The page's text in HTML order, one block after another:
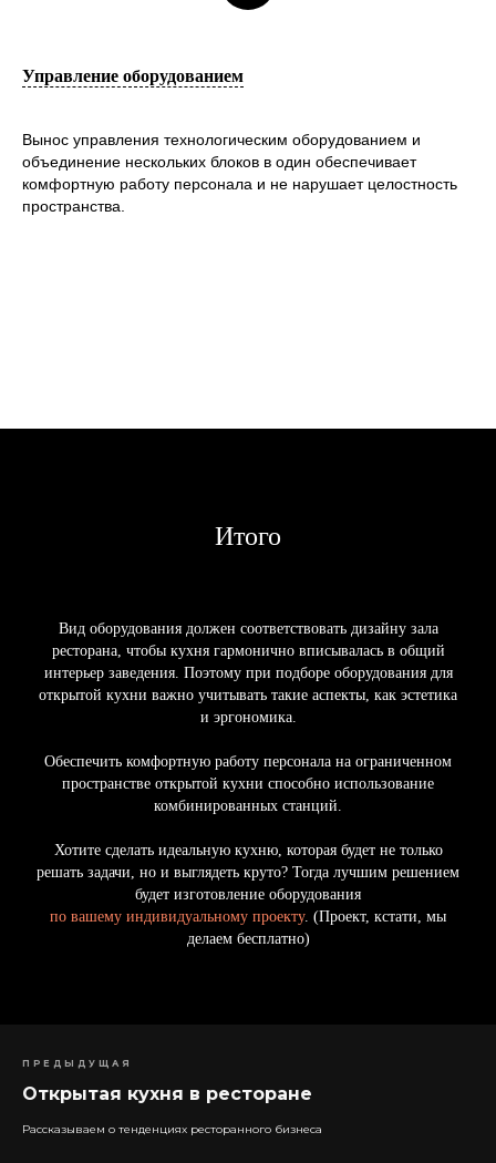
Управление оборудованием
Вынос управления технологическим оборудованием и
объединение нескольких блоков в один обеспечивает
комфортную работу персонала и не нарушает целостность
пространства.
Итого
Вид оборудования должен соответствовать дизайну зала
ресторана, чтобы кухня гармонично вписывалась в общий
интерьер заведения. Поэтому при подборе оборудования для
открытой кухни важно учитывать такие аспекты, как эстетика
и эргономика.
Обеспечить комфортную работу персонала на ограниченном
пространстве открытой кухни способно использование
комбинированных станций.
Хотите сделать идеальную кухню, которая будет не только
решать задачи, но и выглядеть круто? Тогда лучшим решением
будет изготовление оборудования
по вашему индивидуальному проекту. (Проект, кстати, мы
делаем бесплатно)
ПРЕДЫДУЩАЯ
Открытая кухня в ресторане
Рассказываем о тенденциях ресторанного бизнеса